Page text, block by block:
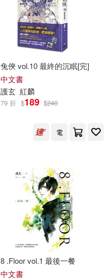
兔俠 vol.10 最終的沉眠[完]
中文書
護玄 紅麟
79 折 $189 $240
電
8 .Floor vol.1 最後一餐
中文書